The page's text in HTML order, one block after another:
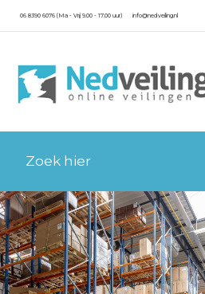
06 8390 6076 (Ma - Vrij 9.00 - 17.00 uur) info@nedveiling.nl